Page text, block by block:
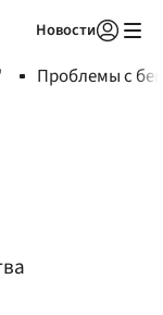
Новости
Проблемы с